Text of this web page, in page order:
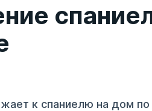
к спаниелю на дом